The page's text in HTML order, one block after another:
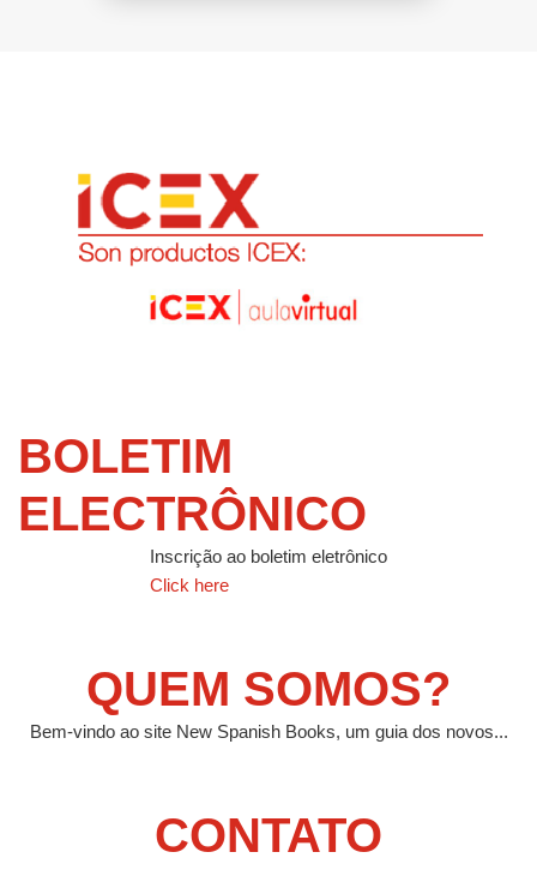
BOLETIM
ELECTRÔNICO
Inscrição ao boletim eletrônico
Click here
QUEM SOMOS?
Bem-vindo ao site New Spanish Books, um guia dos novos...
CONTATO